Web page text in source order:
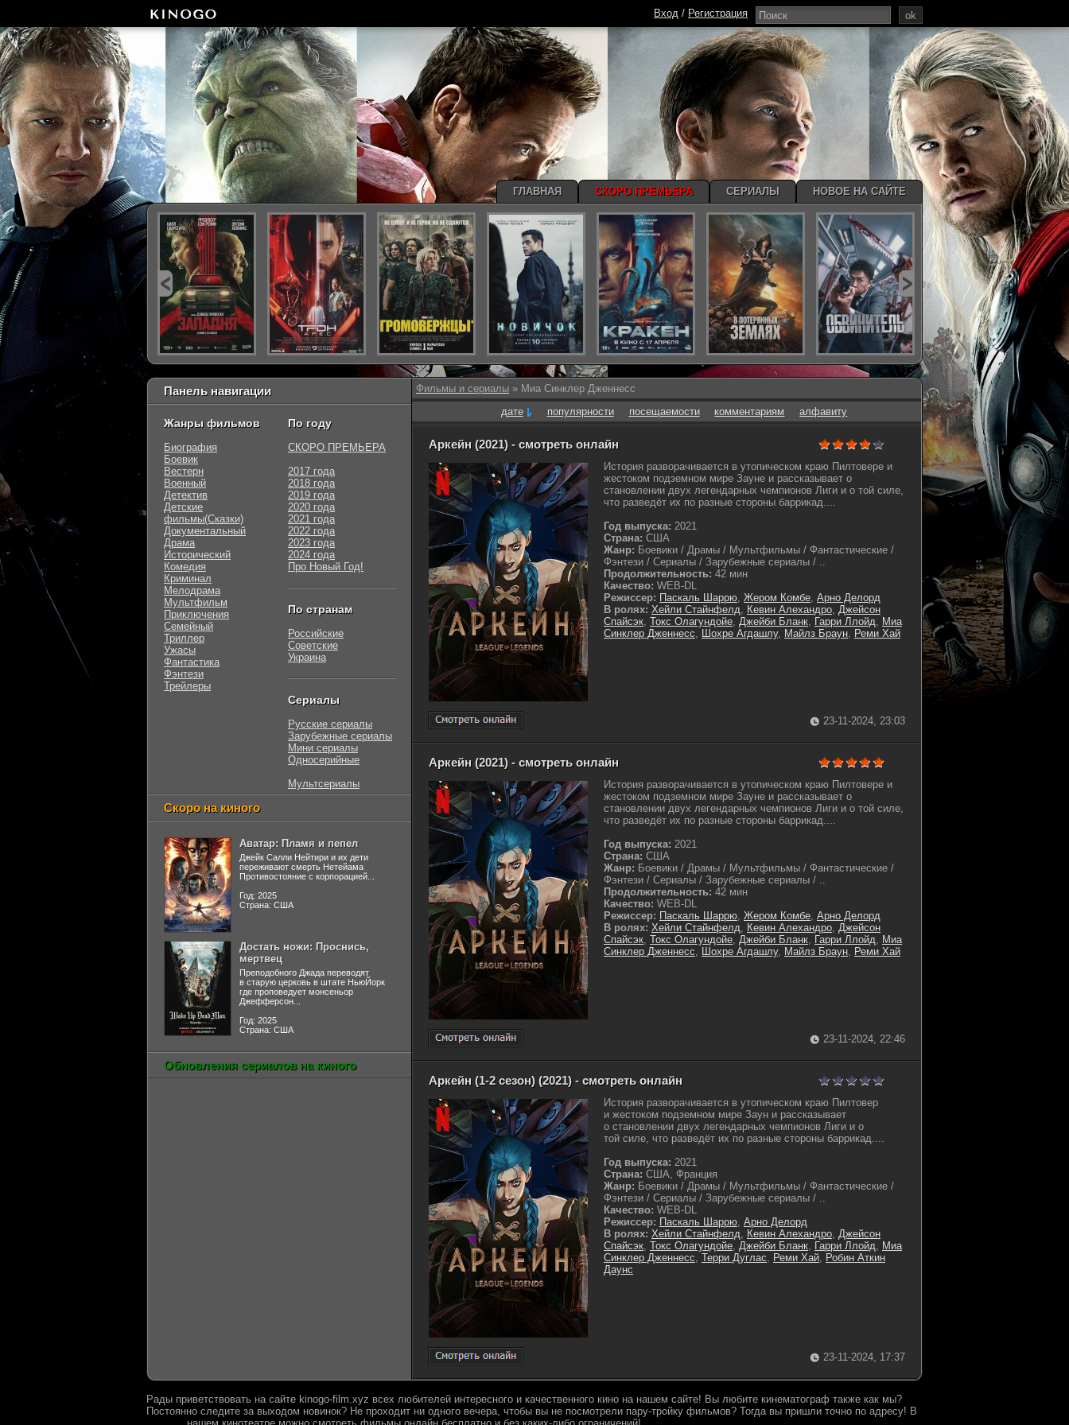
Фильмы и сериалы » Миа Синклер Дженнесс
дате
популярности посещаемости комментариям алфавиту
Аркейн (2021) - смотреть онлайн
История разворачивается в утопическом краю Пилтовере и
жестоком подземном мире Зауне и рассказывает о
становлении двух легендарных чемпионов Лиги и о той силе,
что разведёт их по разные стороны баррикад....
Год выпуска: 2021
Страна: США
Жанр: Боевики / Драмы / Мультфильмы / Фантастические /
Фэнтези / Сериалы / Зарубежные сериалы / ..
Продолжительность: 42 мин
Качество: WEB-DL
Режиссер: Паскаль Шаррю, Жером Комбе, Арно Делорд
В ролях: Хейли Стайнфелд, Кевин Алехандро, Джейсон
Спайсэк, Токс Олагундойе, Джейби Бланк, Гарри Ллойд, Миа
Синклер Дженнесс, Шохре Агдашлу, Майлз Браун, Реми Хай
23-11-2024, 23:03
Аркейн (2021) - смотреть онлайн
История разворачивается в утопическом краю Пилтовере и
жестоком подземном мире Зауне и рассказывает о
становлении двух легендарных чемпионов Лиги и о той силе,
что разведёт их по разные стороны баррикад....
Год выпуска: 2021
Страна: США
Жанр: Боевики / Драмы / Мультфильмы / Фантастические /
Фэнтези / Сериалы / Зарубежные сериалы / ..
Продолжительность: 42 мин
Качество: WEB-DL
Режиссер: Паскаль Шаррю, Жером Комбе, Арно Делорд
В ролях: Хейли Стайнфелд, Кевин Алехандро, Джейсон
Спайсэк, Токс Олагундойе, Джейби Бланк, Гарри Ллойд, Миа
Синклер Дженнесс, Шохре Агдашлу, Майлз Браун, Реми Хай
23-11-2024, 22:46
Аркейн (1-2 сезон) (2021) - смотреть онлайн
История разворачивается в утопическом краю Пилтовер
и жестоком подземном мире Заун и рассказывает
о становлении двух легендарных чемпионов Лиги и о
той силе, что разведёт их по разные стороны баррикад....
Год выпуска: 2021
Страна: США, Франция
Жанр: Боевики / Драмы / Мультфильмы / Фантастические /
Фэнтези / Сериалы / Зарубежные сериалы / ..
Качество: WEB-DL
Режиссер: Паскаль Шаррю, Арно Делорд
В ролях: Хейли Стайнфелд, Кевин Алехандро, Джейсон
Спайсэк, Токс Олагундойе, Джейби Бланк, Гарри Ллойд, Миа
Синклер Дженнесс, Терри Дуглас, Реми Хай, Робин Аткин
Даунс
23-11-2024, 17:37
Панель навигации
Жанры фильмов
Биография
Боевик
Вестерн
Военный
Детектив
Детские
фильмы(Сказки)
Документальный
Драма
Исторический
Комедия
Криминал
Мелодрама
Мультфильм
Приключения
Семейный
Триллер
Ужасы
Фантастика
Фэнтези
Трейлеры
По году
СКОРО ПРЕМЬЕРА
2017 года
2018 года
2019 года
2020 года
2021 года
2022 года
2023 года
2024 года
Про Новый Год!
По странам
Российские
Советские
Украина
Сериалы
Русские сериалы
Зарубежные сериалы
Мини сериалы
Односерийные
Мультсериалы
Скоро на киного
Аватар: Пламя и пепел
Джейк Салли Нейтири и их дети
переживают смерть Нетейама
Противостояние с корпорацией...
Год: 2025
Страна: США
Достать ножи: Проснись,
мертвец
Преподобного Джада переводят
в старую церковь в штате НьюЙорк
где проповедует монсеньор
Джефферсон...
Год: 2025
Страна: США
Обновления сериалов на киного
ok
Вход / Регистрация
ГЛАВНАЯ СКОРО ПРЕМЬЕРА СЕРИАЛЫ НОВОЕ НА САЙТЕ
Рады приветствовать на сайте kinogo-film.xyz всех любителей интересного и качественного кино на нашем сайте! Вы любите кинематограф также как мы?
Постоянно следите за выходом новинок? Не проходит ни одного вечера, чтобы вы не посмотрели пару-тройку фильмов? Тогда вы пришли точно по адресу! В